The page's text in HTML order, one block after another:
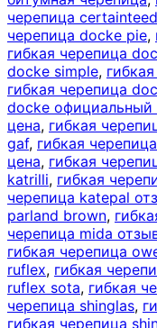
черепица certainteed
черепица docke pie,
гибкая черепица
docke simple,
гибкая черепица
docke официальный
цена, гибкая
gaf, гибкая
цена, гибкая
katrilli, гибкая
черепица katepal
parland brown,
черепица mida
гибкая черепица
ruflex, гибкая
ruflex sota, гибкая
черепица shinglas,
гибкая черепица